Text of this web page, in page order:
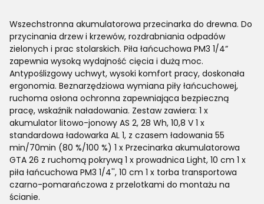
Wszechstronna akumulatorowa przecinarka do drewna. Do
przycinania drzew i krzewów, rozdrabniania odpadów
zielonych i prac stolarskich. Piła łańcuchowa PM3 1/4”
zapewnia wysoką wydajność cięcia i dużą moc.
Antypoślizgowy uchwyt, wysoki komfort pracy, doskonała
ergonomia. Beznarzędziowa wymiana piły łańcuchowej,
ruchoma osłona ochronna zapewniająca bezpieczną
pracę, wskaźnik naładowania. Zestaw zawiera: 1 x
akumulator litowo-jonowy AS 2, 28 Wh, 10,8 V 1 x
standardowa ładowarka AL 1, z czasem ładowania 55
min/70min (80 %/100 %) 1 x Przecinarka akumulatorowa
GTA 26 z ruchomą pokrywą 1 x prowadnica Light, 10 cm 1 x
piła łańcuchowa PM3 1/4'', 10 cm 1 x torba transportowa
czarno-pomarańczowa z przelotkami do montażu na
ścianie.